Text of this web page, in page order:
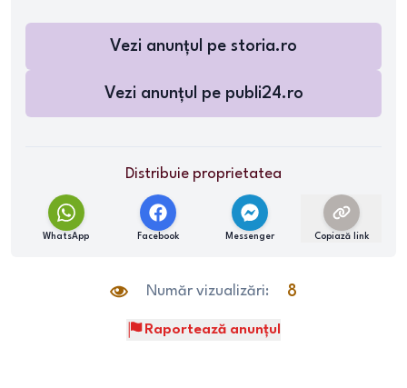
Vezi anunțul pe storia.ro
Vezi anunțul pe publi24.ro
Distribuie proprietatea
WhatsApp Facebook Messenger Copiază link
Număr vizualizări: 8
Raportează anunțul